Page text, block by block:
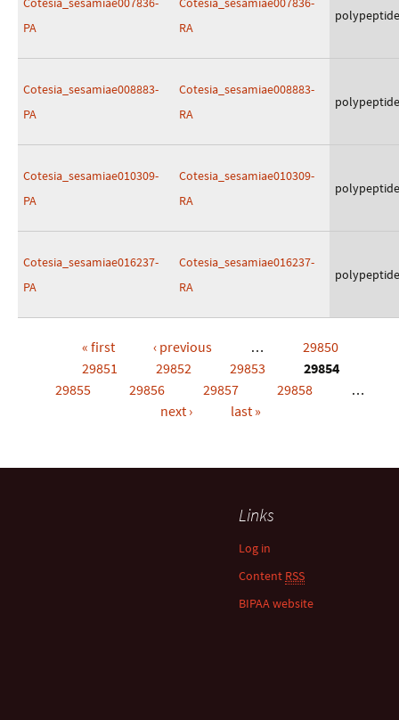
PA
RA
polypeptide
Cotesia_sesamiae008883-
PA
Cotesia_sesamiae008883-
RA
polypeptide
Cotesia_sesamiae010309-
PA
Cotesia_sesamiae010309-
RA
polypeptide
Cotesia_sesamiae016237-
PA
Cotesia_sesamiae016237-
RA
polypeptide
Pages
« first ‹ previous …
29850
29851
29852 29853
29854
29855
29856 29857 29858
…
next ›
last »
Links
Log in
Content RSS
BIPAA website